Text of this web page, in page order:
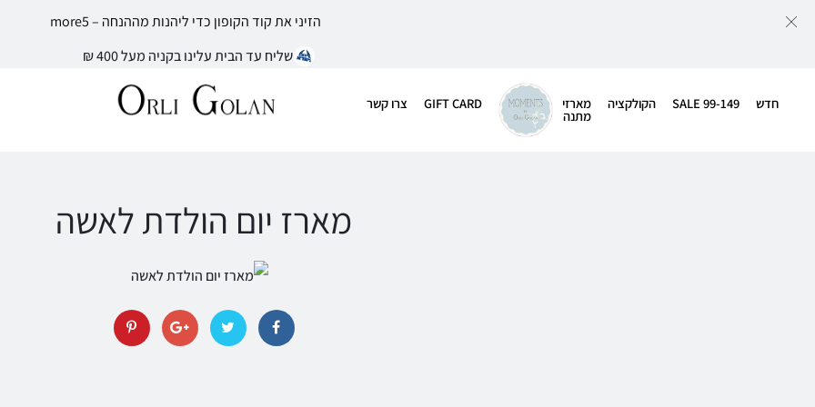
הזיני את קוד הקופון כדי ליהנות מההנחה – more5
שליח עד הבית עלינו בקניה מעל 400 ₪
חדש SALE 99-149 הקולקציה מארזי
מתנה
GIFT CARD צרו קשר
מארז יום הולדת לאשה